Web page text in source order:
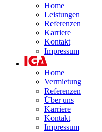
Home
Leistungen
Referenzen
Karriere
Kontakt
Impressum
Home
Vermietung
Referenzen
Über uns
Karriere
Kontakt
Impressum